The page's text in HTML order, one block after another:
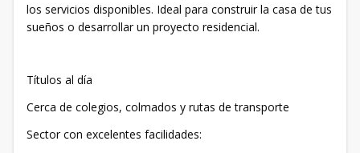
los servicios disponibles. Ideal para construir la casa de tus
sueños o desarrollar un proyecto residencial.
Títulos al día
Cerca de colegios, colmados y rutas de transporte
Sector con excelentes facilidades: